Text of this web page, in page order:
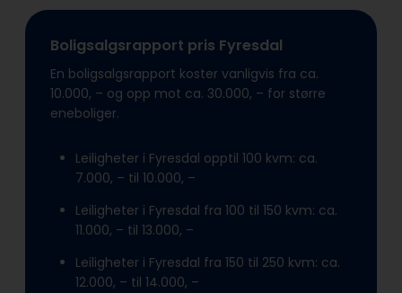
Boligsalgsrapport pris Fyresdal
En boligsalgsrapport koster vanligvis fra ca.
10.000, – og opp mot ca. 30.000, – for større
eneboliger.
Leiligheter i Fyresdal opptil 100 kvm: ca.
7.000, – til 10.000, –
Leiligheter i Fyresdal fra 100 til 150 kvm: ca.
11.000, – til 13.000, –
Leiligheter i Fyresdal fra 150 til 250 kvm: ca.
12.000, – til 14.000, –